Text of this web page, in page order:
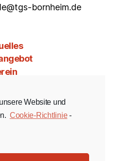
bornheim.de
& Co
Instagram YouTube
Website und
Cookie-Richtlinie-